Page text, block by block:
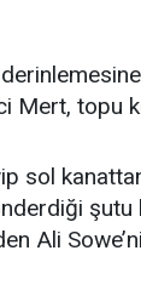
Mert, topu
sol
şutu
Ali